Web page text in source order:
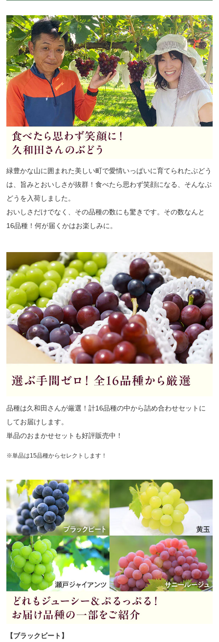
緑豊かな山に囲まれた美しい町で愛情いっぱいに育てられたぶどう
は、旨みとおいしさが抜群！食べたら思わず笑顔になる、そんなぶ
どうを入荷しました。
おいしさだけでなく、その品種の数にも驚きです。その数なんと
16品種！何が届くかはお楽しみに。
品種は久和田さんが厳選！計16品種の中から詰め合わせセットに
してお届けします。
単品のおまかせセットも好評販売中！
※単品は15品種からセレクトします！
【ブラックビート】